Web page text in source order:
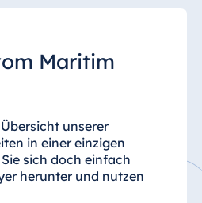
Maritim
unserer
in einer einzigen
sich doch einfach
herunter und nutzen